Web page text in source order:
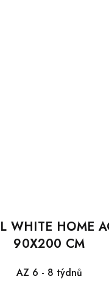
WHITE HOME
90X200 CM
AZ 6 - 8 týdnů